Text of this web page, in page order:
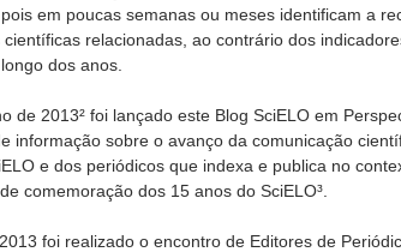
em poucas semanas ou meses identificam a
relacionadas, ao contrário dos
dos anos.
de 2013² foi lançado este Blog SciELO em
informação sobre o avanço da comunicação
e dos periódicos que indexa e publica no
comemoração dos 15 anos do SciELO³.
foi realizado o encontro de Editores de